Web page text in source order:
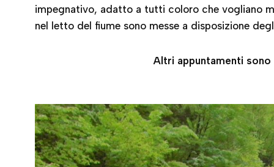
impegnativo, adatto a tutti coloro che vogliano
nel letto del fiume sono messe a disposizione
Altri appuntamenti